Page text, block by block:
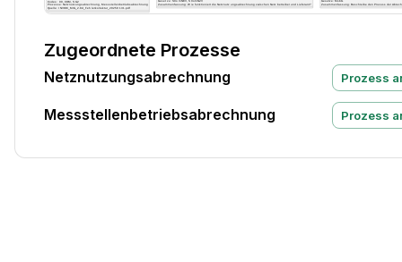
Zugeordnete Prozesse
Netznutzungsabrechnung Prozess
Messstellenbetriebsabrechnung Prozess